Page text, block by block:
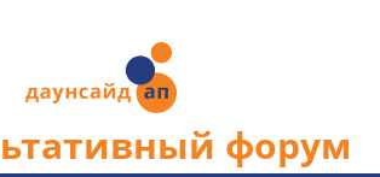
форум